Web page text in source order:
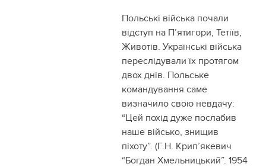
Польські війська почали
відступ на П’ятигори, Тетіїв,
Животів. Українські війська
переслідували їх протягом
двох днів. Польське
командування саме
визначило свою невдачу:
“Цей похід дуже послабив
наше військо, знищив
піхоту”. (Г.Н. Крип’якевич
“Богдан Хмельницький”. 1954